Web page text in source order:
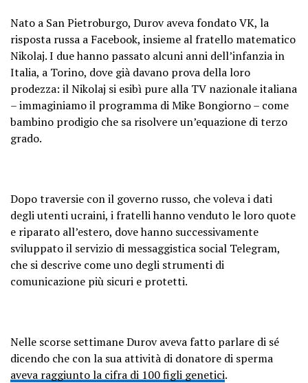
Nato a San Pietroburgo, Durov aveva fondato VK, la
risposta russa a Facebook, insieme al fratello matematico
Nikolaj. I due hanno passato alcuni anni dell’infanzia in
Italia, a Torino, dove già davano prova della loro
prodezza: il Nikolaj si esibì pure alla TV nazionale italiana
– immaginiamo il programma di Mike Bongiorno – come
bambino prodigio che sa risolvere un’equazione di terzo
grado.
Dopo traversie con il governo russo, che voleva i dati
degli utenti ucraini, i fratelli hanno venduto le loro quote
e riparato all’estero, dove hanno successivamente
sviluppato il servizio di messaggistica social Telegram,
che si descrive come uno degli strumenti di
comunicazione più sicuri e protetti.
Nelle scorse settimane Durov aveva fatto parlare di sé
dicendo che con la sua attività di donatore di sperma
aveva raggiunto la cifra di 100 figli genetici.